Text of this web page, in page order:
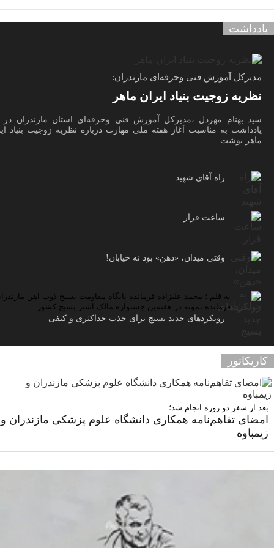
یادداشت
مدیرکل آموزش فنی وحرفه‌ای مازندران:
نظریه زوجیت بنیاد ایران ماهر
سید بهنام مهردل ،مدیرکل آموزش فنی وحرفه‌ای استان مازندران در
یادداشت به مناسبت آغاز هفته ملی مهارت درباره نظریه زوجیت بنیاد
ماهر نوشت.
راه آقای شهید …
ساعت قرار
وقتی میدان، «ذهن» بود نه خیابان!
به قلم ؛ محمد علیزاده فرمانده پایگاه مقاومت بسیج ذوب آهن
فرمانده نمونه در هفتمین جشنواره مالک اشتر بسیج کشور
رویکردهای جدید بسیج برای جذب حداکثری و کیفی
کاریکاتور
بعد از سفر دو روزه انجام شد؛
امضای تفاهم‌نامه همکاری دانشگاه علوم پزشکی مازندران و
زیمباوه